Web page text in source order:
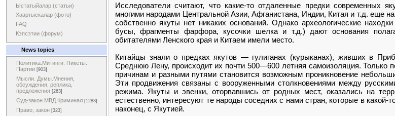
Ыстатыйалар (статьи)
Хаартыскалар (фото)
FAQ
Кэпсэтии (форум)
News topics
Политика.Митинги. Пикеты.
Партии [903]
Мысли. Думы.Мнения,
обсуждения, реплика,
предложения [263]
Суд-закон.МВД.Криминал [1283]
Право, закон [323]
Исследователи считают, что какие-то отдаленные предки современных
многими народами Центральной Азии, Афганистана, Индии, Китая и т.д. еще
собственно якуты нет никаких оснований. Однако археологические
бусы, фрагменты фарфора, кусочки шелка и т.д.) дают основания
обитателями Ленского края и Китаем имели место.
Китайцы знали о предках якутов — гулиганах (курыканах), живших в
Среднюю Лену, происходит их почти 500—600 летняя самоизоляция. Только
причинам и разными путями становится возможным проникновение
Эти продвижения связаны с вооруженными столкновениями между
режима. Якуты и эвенки, оторвавшись от родных мест, оказались на
естественно, интересуют те народы соседних с нами стран, которые в
наконец, с Якутией.